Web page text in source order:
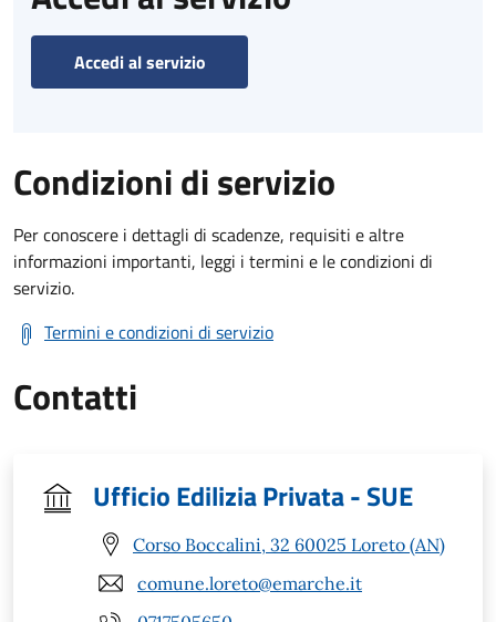
Accedi al servizio
Condizioni di servizio
Per conoscere i dettagli di scadenze, requisiti e altre
informazioni importanti, leggi i termini e le condizioni di
servizio.
Termini e condizioni di servizio
Contatti
Ufficio Edilizia Privata - SUE
Corso Boccalini, 32 60025 Loreto (AN)
comune.loreto@emarche.it